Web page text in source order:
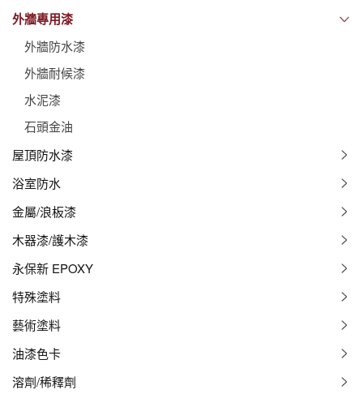
外牆專用漆
外牆防水漆
外牆耐候漆
水泥漆
石頭金油
屋頂防水漆
浴室防水
金屬/浪板漆
木器漆/護木漆
永保新 EPOXY
特殊塗料
藝術塗料
油漆色卡
溶劑/稀釋劑